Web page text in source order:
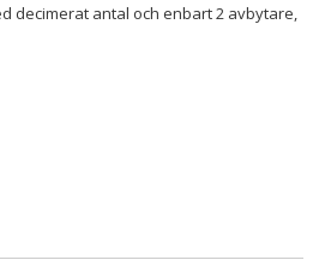
decimerat antal och enbart 2 avbytare,